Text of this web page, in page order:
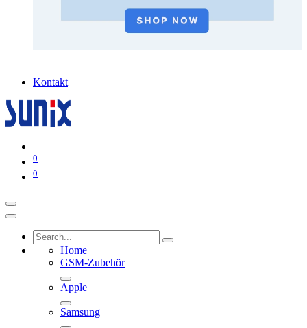
Kontakt
0
0
Home
GSM-Zubehör
Apple
Samsung